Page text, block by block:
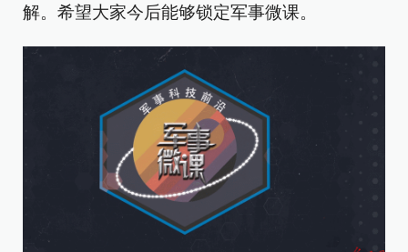
解。希望大家今后能够锁定军事微课。